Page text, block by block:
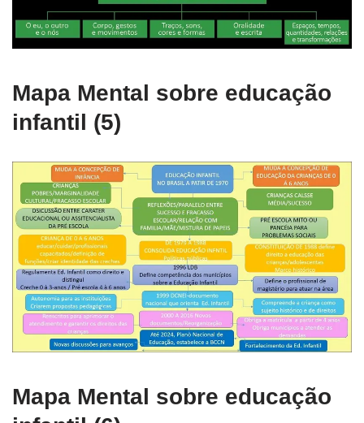
Mapa Mental sobre educação
infantil (5)
Mapa Mental sobre educação